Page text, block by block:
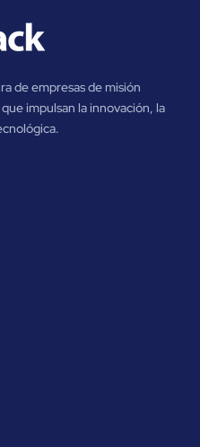
de empresas de misión
impulsan la innovación, la